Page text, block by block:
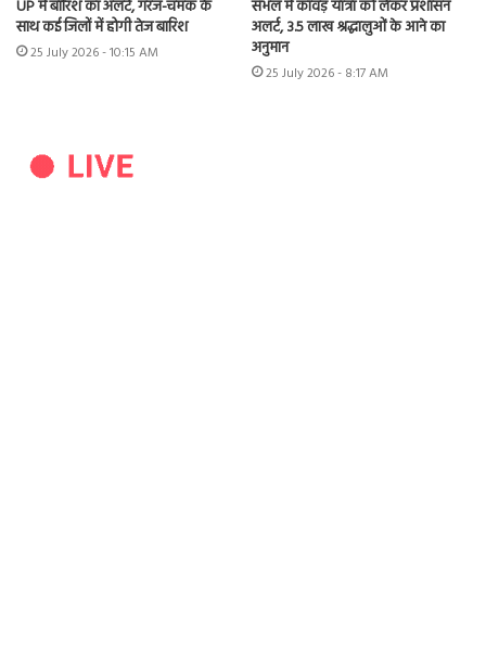
UP में बारिश का अलर्ट, गरज-चमक के
साथ कई जिलों में होगी तेज बारिश
25 July 2026 - 10:15 AM
संभल में कांवड़ यात्रा को लेकर प्रशासन
अलर्ट, 3.5 लाख श्रद्धालुओं के आने का
अनुमान
25 July 2026 - 8:17 AM